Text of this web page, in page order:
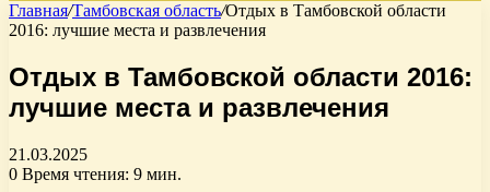
Главная/Тамбовская область/Отдых в Тамбовской области
2016: лучшие места и развлечения
Отдых в Тамбовской области 2016:
лучшие места и развлечения
21.03.2025
0 Время чтения: 9 мин.